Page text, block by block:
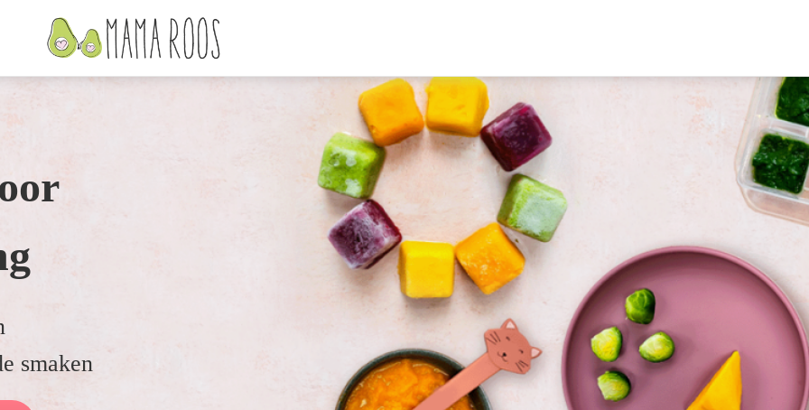
smaken